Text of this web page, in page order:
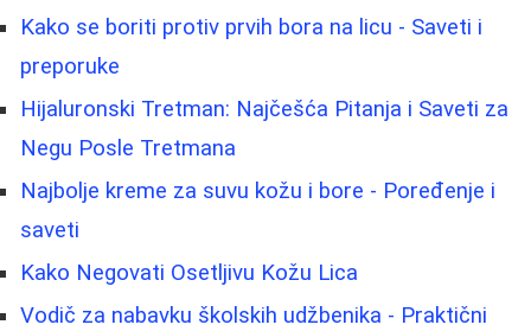
Kako se boriti protiv prvih bora na licu - Saveti i
preporuke
Hijaluronski Tretman: Najčešća Pitanja i Saveti za
Negu Posle Tretmana
Najbolje kreme za suvu kožu i bore - Poređenje i
saveti
Kako Negovati Osetljivu Kožu Lica
Vodič za nabavku školskih udžbenika - Praktični